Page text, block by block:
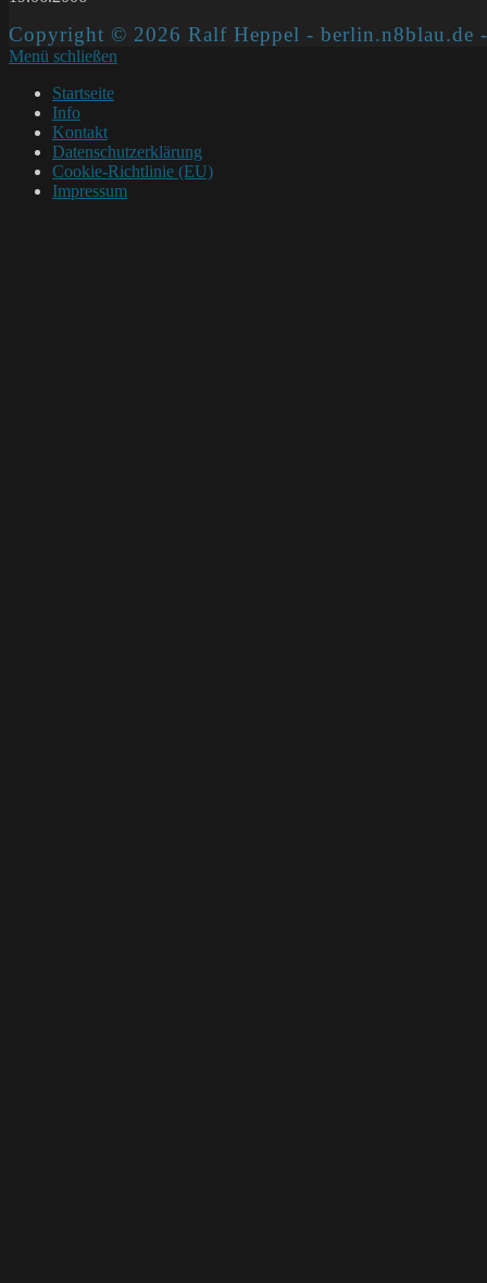
Copyright © 2026 Ralf Heppel - berlin.n8blau.de
Menü schließen
Startseite
Info
Kontakt
Datenschutzerklärung
Cookie-Richtlinie (EU)
Impressum